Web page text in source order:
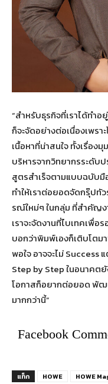
“สำหรับธุรกิจที่เราได้ทำอ
ก็จะจัดอย่างต่อเนื่องเพร
เนื้อหาที่น่าสนใจ ทั้งเรื่อง
บริหารจากวิทยากรระดับ
สูตรสำเร็จตามแบบฉบับมื
ทำให้เราต่อยอดจัดกรุ๊ปทั
รณ์ใหม่ๆ ในกลุ่ม ที่สำคัญง
เราจะจัดงานที่ไบเทคเพื่
บอกว่าพิมพ์เองก็เติบโตม
พอใจ อาจจะไม่ Success
Step by Step ในอนาคตยั
โอกาสก็อยากต่อยอด พัฒ
มากกว่านี้”
Facebook
แท็ก HOWE HOWE